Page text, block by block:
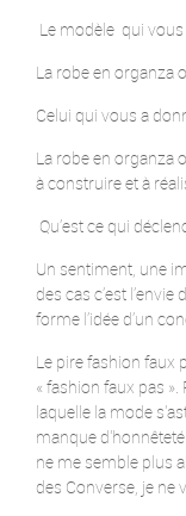
Le modèle qui
La robe en organza
Celui qui vous a
La robe en organza
à construire et à
Qu’est ce qui
Un sentiment, une
des cas c’est
forme l’idée d’un
Le pire fashion faux
« fashion faux pas
laquelle la mode
manque
ne me semble plus
des Converse, je ne